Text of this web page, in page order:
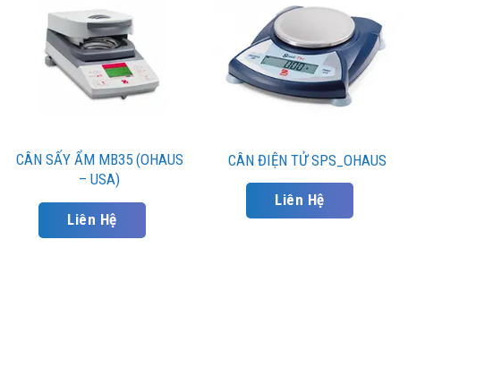
CÂN SẤY ẨM MB35 (OHAUS
– USA)
Liên Hệ
CÂN ĐIỆN TỬ SPS_OHAUS
Liên Hệ